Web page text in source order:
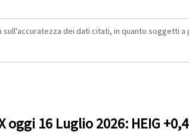
dei dati citati, in quanto soggetti
oggi 16 Luglio 2026: HEIG